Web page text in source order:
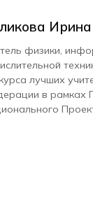
Ирина
физики,
лучших
в рамках